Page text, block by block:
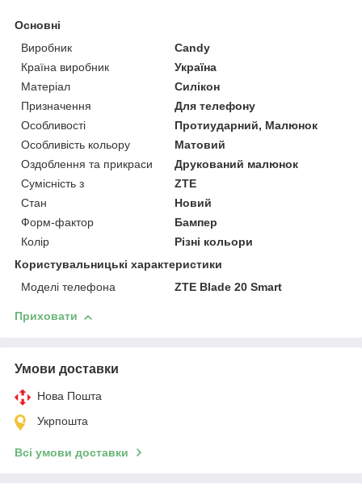
Основні
Виробник
Candy
Країна виробник
Україна
Матеріал
Силікон
Призначення
Для телефону
Особливості
Протиударний, Малюнок
Особливість кольору
Матовий
Оздоблення та прикраси
Друкований малюнок
Сумісність з
ZTE
Стан
Новий
Форм-фактор
Бампер
Колір
Різні кольори
Користувальницькі характеристики
Моделі телефона
ZTE Blade 20 Smart
Приховати
Умови доставки
Нова Пошта
Укрпошта
Всі умови доставки